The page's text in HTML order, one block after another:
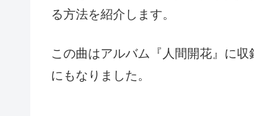
る方法を紹介します。
この曲はアルバム『人間開花』に
にもなりました。